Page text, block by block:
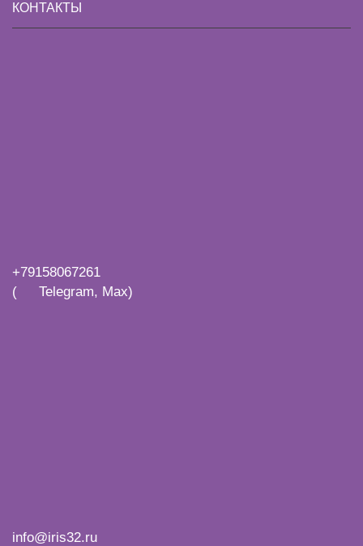
КОНТАКТЫ
+79158067261
(
Telegram, Max)
info@iris32.ru